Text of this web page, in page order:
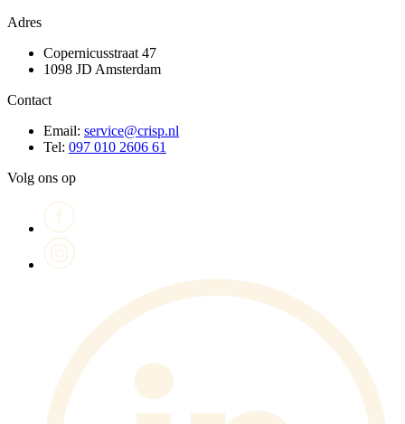
Adres
Copernicusstraat 47
1098 JD Amsterdam
Contact
Email: service@crisp.nl
Tel: 097 010 2606 61
Volg ons op